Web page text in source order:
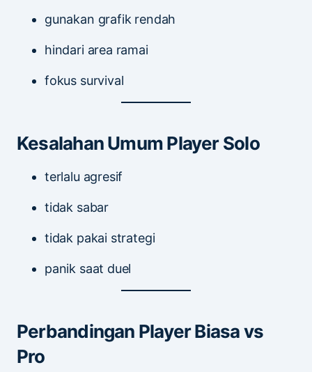
gunakan grafik rendah
hindari area ramai
fokus survival
Kesalahan Umum Player Solo
terlalu agresif
tidak sabar
tidak pakai strategi
panik saat duel
Perbandingan Player Biasa vs
Pro